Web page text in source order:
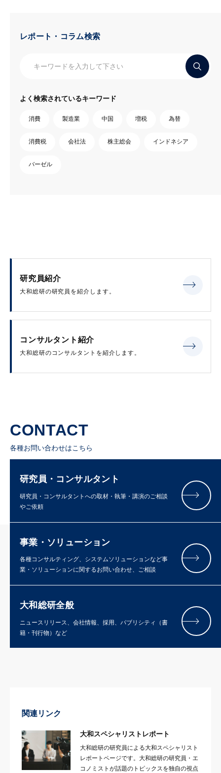
レポート・コラム検索
よく検索されているキーワード
消費 製造業 中国 増税 為替
消費税 会社法 株主総会 インドネシア
バーゼル
研究員紹介
大和総研の研究員を紹介します。
コンサルタント紹介
大和総研のコンサルタントを紹介します。
CONTACT
各種お問い合わせはこちら
研究員・コンサルタント
研究員・コンサルタントへの取材・執筆・講演のご相談
やご依頼
事業・ソリューション
各種コンサルティング、システムソリューションなど事
業・ソリューションに関するお問い合わせ、ご相談
大和総研全般
ニュースリリース、会社情報、採用、パブリシティ（書
籍・刊行物）など
関連リンク
大和スペシャリストレポート
大和総研の研究員による大和スペシャリスト
レポートページです。大和総研の研究員・エ
コノミストが話題のトピックスを独自の視点